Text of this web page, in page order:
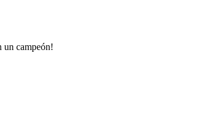
un campeón!